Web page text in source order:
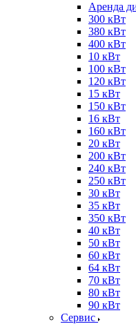
Аренда
300 кВт
380 кВт
400 кВт
10 кВт
100 кВт
120 кВт
15 кВт
150 кВт
16 кВт
160 кВт
20 кВт
200 кВт
240 кВт
250 кВт
30 кВт
35 кВт
350 кВт
40 кВт
50 кВт
60 кВт
64 кВт
70 кВт
80 кВт
90 кВт
Сервис